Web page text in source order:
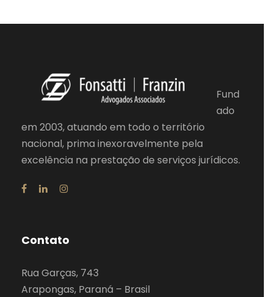
Fund
ado
em 2003, atuando em todo o território
nacional, prima inexoravelmente pela
excelência na prestação de serviços jurídicos.
Contato
Rua Garças, 743
Arapongas, Paraná – Brasil